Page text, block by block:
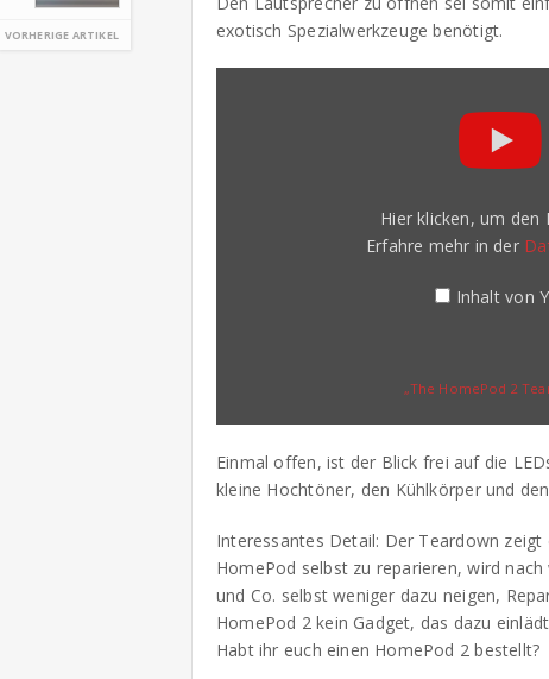
VORHERIGE ARTIKEL
exotisch Spezialwerkzeuge benötigt.
Hier klicken, um den
Erfahre mehr in der
Inhalt von
„The HomePod 2
Einmal offen, ist der Blick frei auf die
kleine Hochtöner, den Kühlkörper und
Interessantes Detail: Der Teardown
HomePod selbst zu reparieren, wird
und Co. selbst weniger dazu neigen,
HomePod 2 kein Gadget, das dazu
Habt ihr euch einen HomePod 2 bestellt?